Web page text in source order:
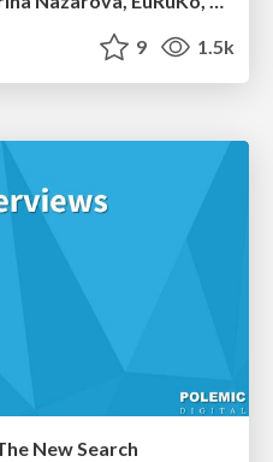
9 1.5k
New Search